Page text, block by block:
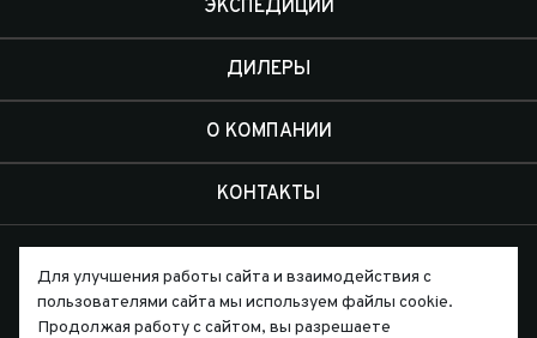
ЭКСПЕДИЦИИ
ДИЛЕРЫ
О КОМПАНИИ
КОНТАКТЫ
Для улучшения работы сайта и взаимодействия с
пользователями сайта мы используем файлы cookie.
Продолжая работу с сайтом, вы разрешаете